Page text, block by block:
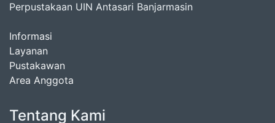
Perpustakaan UIN Antasari Banjarmasin
Informasi
Layanan
Pustakawan
Area Anggota
Tentang Kami